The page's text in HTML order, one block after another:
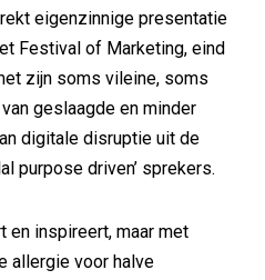
eigenzinnige presentatie
Festival of Marketing, eind
zijn soms vileine, soms
geslaagde en minder
digitale disruptie uit de
purpose driven’ sprekers.
en inspireert, maar met
allergie voor halve